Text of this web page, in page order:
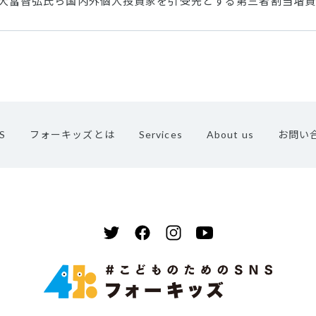
フォーキッズとは Services About us お問い